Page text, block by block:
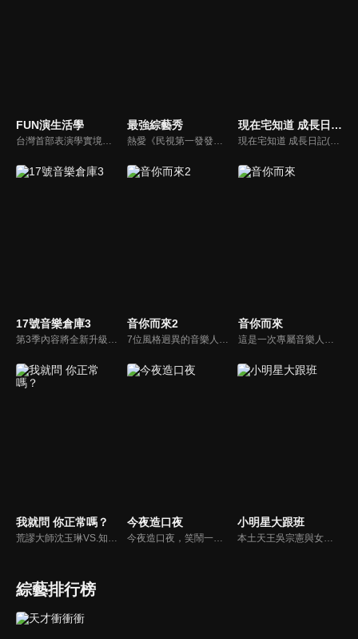
FUN演生活學
台灣首部表演學實境秀 節目由郎祖筠老師親自指導，節目內容真實互動、實戰經驗傳授，在一陣真人秀節目風格中，一定能脫穎而出，引起期待，非看不可。實境節目以綜藝風格中加入『E D G E 法則』，觀看表演中的表演學，讓觀眾明白易曉，輕鬆體驗表演，進而從生活中看表演，從表演中懂生活。
最強綜藝秀
熱愛《民視第一發發發》的忠實觀眾，一定要看！喜歡五花八門達人秀的網友，非追不可！愛看明星挑戰各種才藝表演的鐵粉，絕不能錯過！什麼都有，什麼都秀，請看《最強綜藝秀》！
現在宅知道 成長日記(鳥屎DJ篇)
現在宅知道 成長日記(鳥屎DJ篇)
17號音樂倉庫3
第3季內容將全新升級，新增實驗性舞台挑戰，倉庫主理人需走到戶外匿名演出，用歌聲吸引觀眾並接受打分，老朋友胡夏、白舉綱、希林娜依·高歡樂回歸，新夥伴鄧佳鑫驚喜加盟，四位倉庫主理人將結伴同行踏上全新的音樂之旅，共同探索那些藏在日常生活中的美好旋律！
音你而來2
7位風格迥異的音樂人張震嶽、張碧晨、武藝、小鬼-王琳凱、歐陽娜娜、王赫野、陳卓璿組成「音你小隊」，受邀參與一場馬來西亞音樂節，結伴踏上異國他鄉的文化探索之旅，沉浸式感受當地的風土人情，探尋當地音樂，進行面對面的音樂交流與互動，用音樂搭建起跨越國界的文化橋梁，展現出音樂無國界的魅力。
音你而來
這是一次專屬音樂人的集體團建。7位音樂人在不同城市通過同宿的方式開啟一段音樂社交治癒之旅，旅途中他們將兩兩搭檔完成6場雙人音樂路演，以路演之名彼此尋找自己最契合的音樂搭檔，為自己撒野、為友情吶喊、為感性唱歌。用年輕的敘事方式，講述音樂人們最真實的社交故事。
我就問 你正常嗎？
荒謬大師沈玉琳VS.知性作家​​于美人，首次聯手主持！雙方展現犀利又幽默的獨特主持風格引爆辛辣話題！
今夜造口夜
今夜造口夜，笑鬧一整夜。以網路自製嘲諷節目走紅、在網路擁有廣大支持群眾和影響力的主播「視網膜」，藉此一揉合綜藝與喜劇之談話性節目，帶觀眾以輕鬆之方式，瞭解時下最熱門、最能引起共鳴的社會議題、現象和人物。 多元的切入角度、最輕鬆易懂的議題剖析、言論尺度不設限！
小明星大跟班
本土天王吳宗憲與女兒吳姍儒（Sandy）搭檔主持，每集邀請來賓暢談演藝圈大小事，父女檔聯手笑果十足，老梗搭上新世代，最新組合強勢登場！
綜藝排行榜